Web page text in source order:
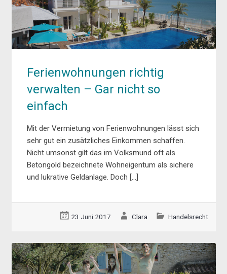
Ferienwohnungen richtig
verwalten – Gar nicht so
einfach
Mit der Vermietung von Ferienwohnungen lässt sich
sehr gut ein zusätzliches Einkommen schaffen.
Nicht umsonst gilt das im Volksmund oft als
Betongold bezeichnete Wohneigentum als sichere
und lukrative Geldanlage. Doch […]
23 Juni 2017 Clara Handelsrecht